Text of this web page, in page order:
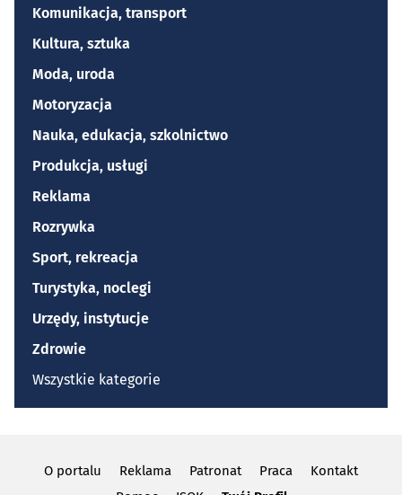
Komunikacja, transport
Kultura, sztuka
Moda, uroda
Motoryzacja
Nauka, edukacja, szkolnictwo
Produkcja, usługi
Reklama
Rozrywka
Sport, rekreacja
Turystyka, noclegi
Urzędy, instytucje
Zdrowie
Wszystkie kategorie
O portalu Reklama Patronat Praca
Kontakt